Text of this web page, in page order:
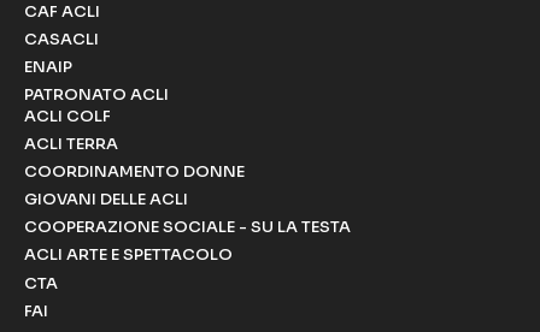
CAF ACLI
CASACLI
ENAIP
PATRONATO ACLI
ACLI COLF
ACLI TERRA
COORDINAMENTO DONNE
GIOVANI DELLE ACLI
COOPERAZIONE SOCIALE - SU LA TESTA
ACLI ARTE E SPETTACOLO
CTA
FAI